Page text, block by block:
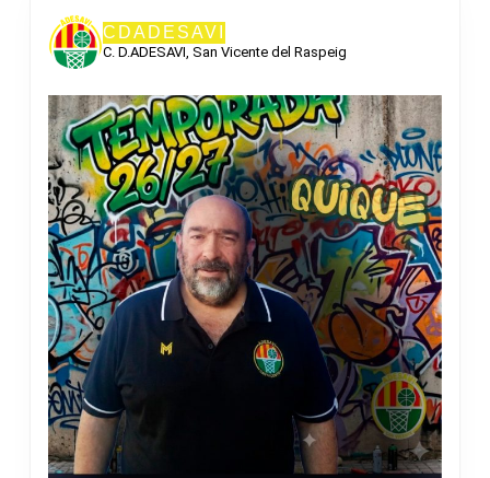
CDADESAVI
C. D.ADESAVI, San Vicente del Raspeig